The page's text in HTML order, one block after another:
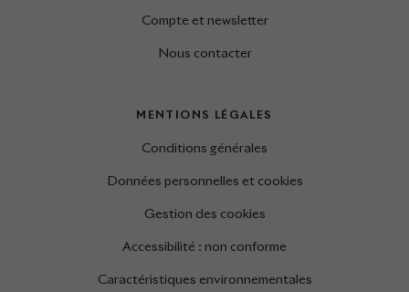
Compte et newsletter
Nous contacter
MENTIONS LÉGALES
Conditions générales
Données personnelles et cookies
Gestion des cookies
Accessibilité : non conforme
Caractéristiques environnementales